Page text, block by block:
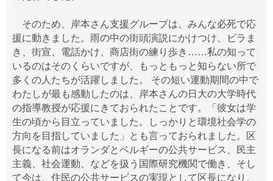
そのため、岸本さん支援グループは、みんな必死で応
援に動きました。雨の中の街頭演説にかけつけ、ビラま
き、街宣、電話かけ、商店街の練り歩き……私の知って
いるのはそのくらいですが、もっともっと知らない所で
多くの人たちが活躍しました。 その短い運動期間の中で
わたしが最も感動したのは、岸本さんの日大の大学時代
の指導教授が応援にきておられたことです。「彼女は学
生の頃から目立っていました。しっかりと環境社会学の
方向を目指していました」とも言っておられました。区
長になる前はオランダとベルギーの公共サービス、民主
主義、社会運動、などを扱う国際研究機関で働き、そし
て今は、住民の公共サービスの実現として区長になり、